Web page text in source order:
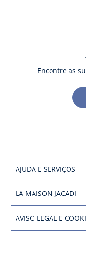
Encontre as
AJUDA E SERVIÇOS
LA MAISON JACADI
AVISO LEGAL E